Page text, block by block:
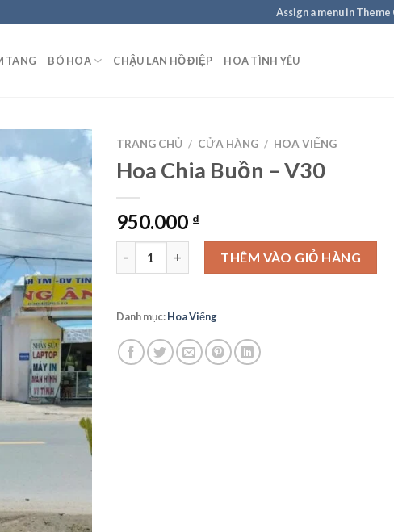
Assign a menu in
TANG BÓ HOA CHẬU LAN HỒ ĐIỆP HOA TÌNH YÊU
TRANG CHỦ / CỬA HÀNG / HOA VIẾNG
Hoa Chia Buồn – V30
950.000 ₫
Hoa Chia Buồn - V30 số lượngTHÊM VÀO GIỎ HÀNG
Danh mục:Hoa Viếng